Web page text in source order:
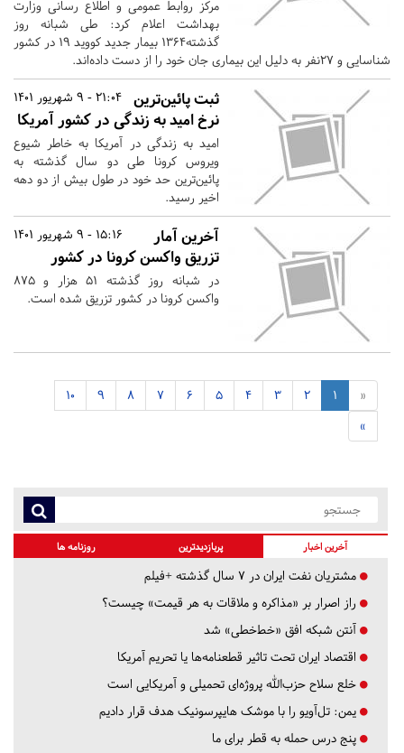
مرکز روابط عمومی و اطلاع رسانی وزارت
بهداشت اعلام کرد: طی شبانه روز
گذشته۱۳۶۴ بیمار جدید کووید ۱۹ در کشور
شناسایی و ۲۷نفر به دلیل این بیماری جان خود را از دست داده‌اند.
21:04 - 9 شهریور 1401
ثبت پائین‌ترین
نرخ امید به زندگی در کشور آمریکا
امید به زندگی در آمریکا به خاطر شیوع
ویروس کرونا طی دو سال گذشته به
پائین‌ترین حد خود در طول بیش از دو دهه
اخیر رسید.
15:16 - 9 شهریور 1401
آخرین آمار
تزریق واکسن کرونا در کشور
در شبانه روز گذشته ۵۱ هزار و ۸۷۵
واکسن کرونا در کشور تزریق شده است.
«
1
2
3
4
5
6
7
8
9
10
»
آخرین اخبار پربازدیدترین روزنامه ها
مشتریان نفت ایران در ۷ سال گذشته +فیلم
راز اصرار بر «مذاکره و ملاقات به هر قیمت» چیست؟
آنتن شبکه افق «خط‌خطی» شد
اقتصاد ایران تحت تاثیر قطعنامه‌ها یا تحریم‌ آمریکا
خلع سلاح حزب‌الله پروژه‌ای تحمیلی و آمریکایی است
یمن: تل‌آویو را با موشک هایپرسونیک هدف قرار دادیم
پنج درس‌ حمله به قطر برای ما